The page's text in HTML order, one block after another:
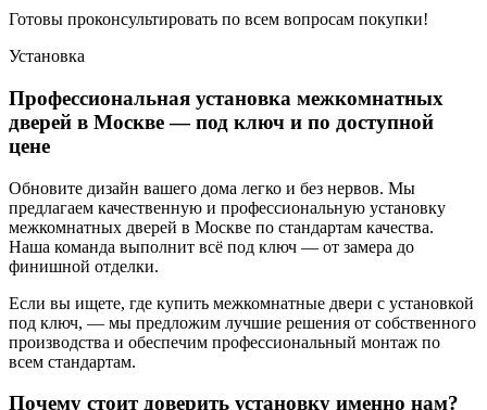
Готовы проконсультировать по всем вопросам покупки!
Установка
Профессиональная установка межкомнатных
дверей в Москве — под ключ и по доступной
цене
Обновите дизайн вашего дома легко и без нервов. Мы
предлагаем качественную и профессиональную установку
межкомнатных дверей в Москве по стандартам качества.
Наша команда выполнит всё под ключ — от замера до
финишной отделки.
Если вы ищете, где купить межкомнатные двери с установкой
под ключ, — мы предложим лучшие решения от собственного
производства и обеспечим профессиональный монтаж по
всем стандартам.
Почему стоит доверить установку именно нам?